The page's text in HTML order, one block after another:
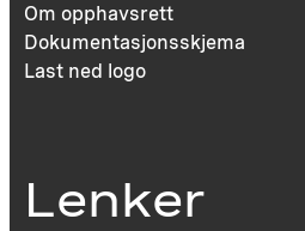
Om opphavsrett
Dokumentasjonsskjema
Last ned logo
Lenker